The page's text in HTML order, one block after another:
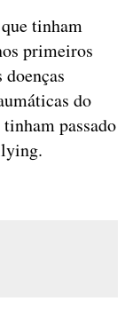
tinham
primeiros
do
passado